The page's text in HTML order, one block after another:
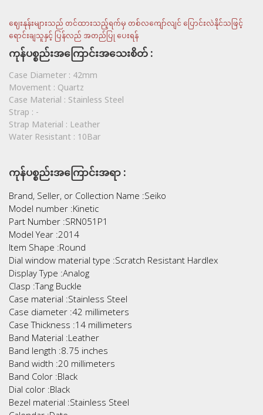
ဈေးနုန်းများသည် တင်ထားသည့်ရက်မှ တစ်လကျော်လျင် ပြောင်းလဲနိုင်သဖြင့်
ရောင်းချသူနှင့် ပြန်လည် အတည်ပြု ပေးရန်
ကုန်ပစ္စည်းအကြောင်းအသေးစိတ် :
Case Diameter :42mm
Movement :Quartz
Case Material :Stainless Steel
Strap :-
Strap Material : Leather
Water Resistant :10Bar
ကုန်ပစ္စည်းအကြောင်းအရာ :
Brand, Seller, or Collection Name :Seiko
Model number :Kinetic
Part Number :SRN051P1
Model Year :2014
Item Shape :Round
Dial window material type :Scratch Resistant Hardlex
Display Type :Analog
Clasp :Tang Buckle
Case material :Stainless Steel
Case diameter :42 millimeters
Case Thickness :14 millimeters
Band Material :Leather
Band length :8.75 inches
Band width :20 millimeters
Band Color :Black
Dial color :Black
Bezel material :Stainless Steel